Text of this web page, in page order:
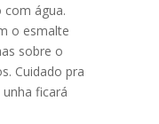
com água.
o esmalte
sobre o
Cuidado pra
ficará